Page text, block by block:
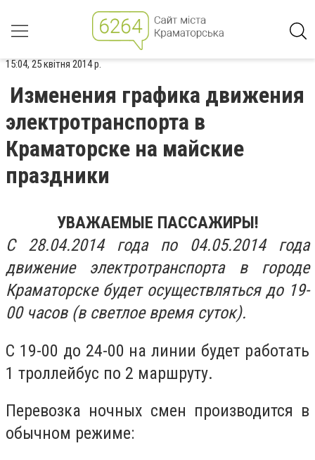
15:04, 25 квітня 2014 р.
Изменения графика движения
электротранспорта в
Краматорске на майские
праздники
УВАЖАЕМЫЕ ПАССАЖИРЫ!
С 28.04.2014 года по 04.05.2014 года
движение электротранспорта в городе
Краматорске будет осуществляться до 19-
00 часов (в светлое время суток).
С 19-00 до 24-00 на линии будет работать
1 троллейбус по 2 маршруту.
Перевозка ночных смен производится в
обычном режиме: